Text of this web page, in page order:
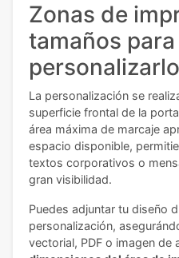
Zonas de
tamaños para
personalizarlo
La personalización se
superficie frontal de la
área máxima de marcaje
espacio disponible,
textos corporativos o
gran visibilidad.
Puedes adjuntar tu diseño
personalización,
vectorial, PDF o imagen de